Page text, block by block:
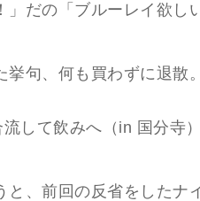
だの「ブルーレイ欲し
挙句、何も買わずに退散
して飲みへ（in 国分寺）
と、前回の反省をしたナ